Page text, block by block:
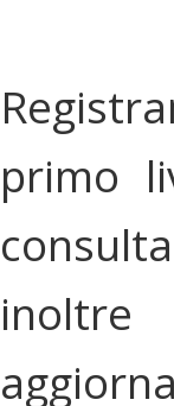
primo